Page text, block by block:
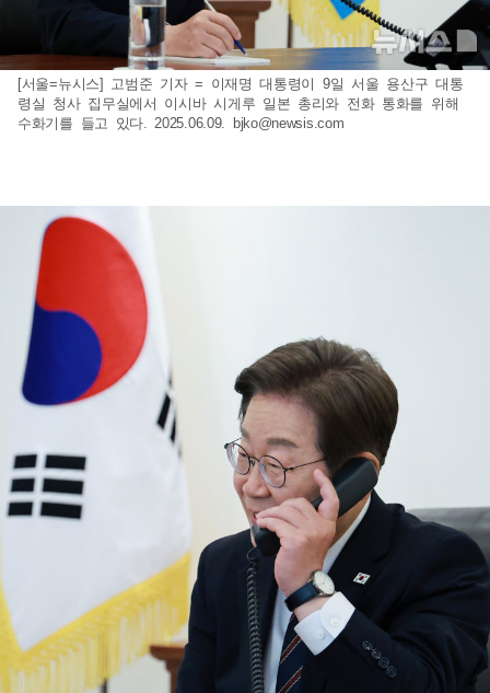
[서울=뉴시스] 고범준 기자 = 이재명 대통령이 9일 서울 용산구 대통
령실 청사 집무실에서 이시바 시게루 일본 총리와 전화 통화를 위해
수화기를 들고 있다. 2025.06.09.
bjko@newsis.com